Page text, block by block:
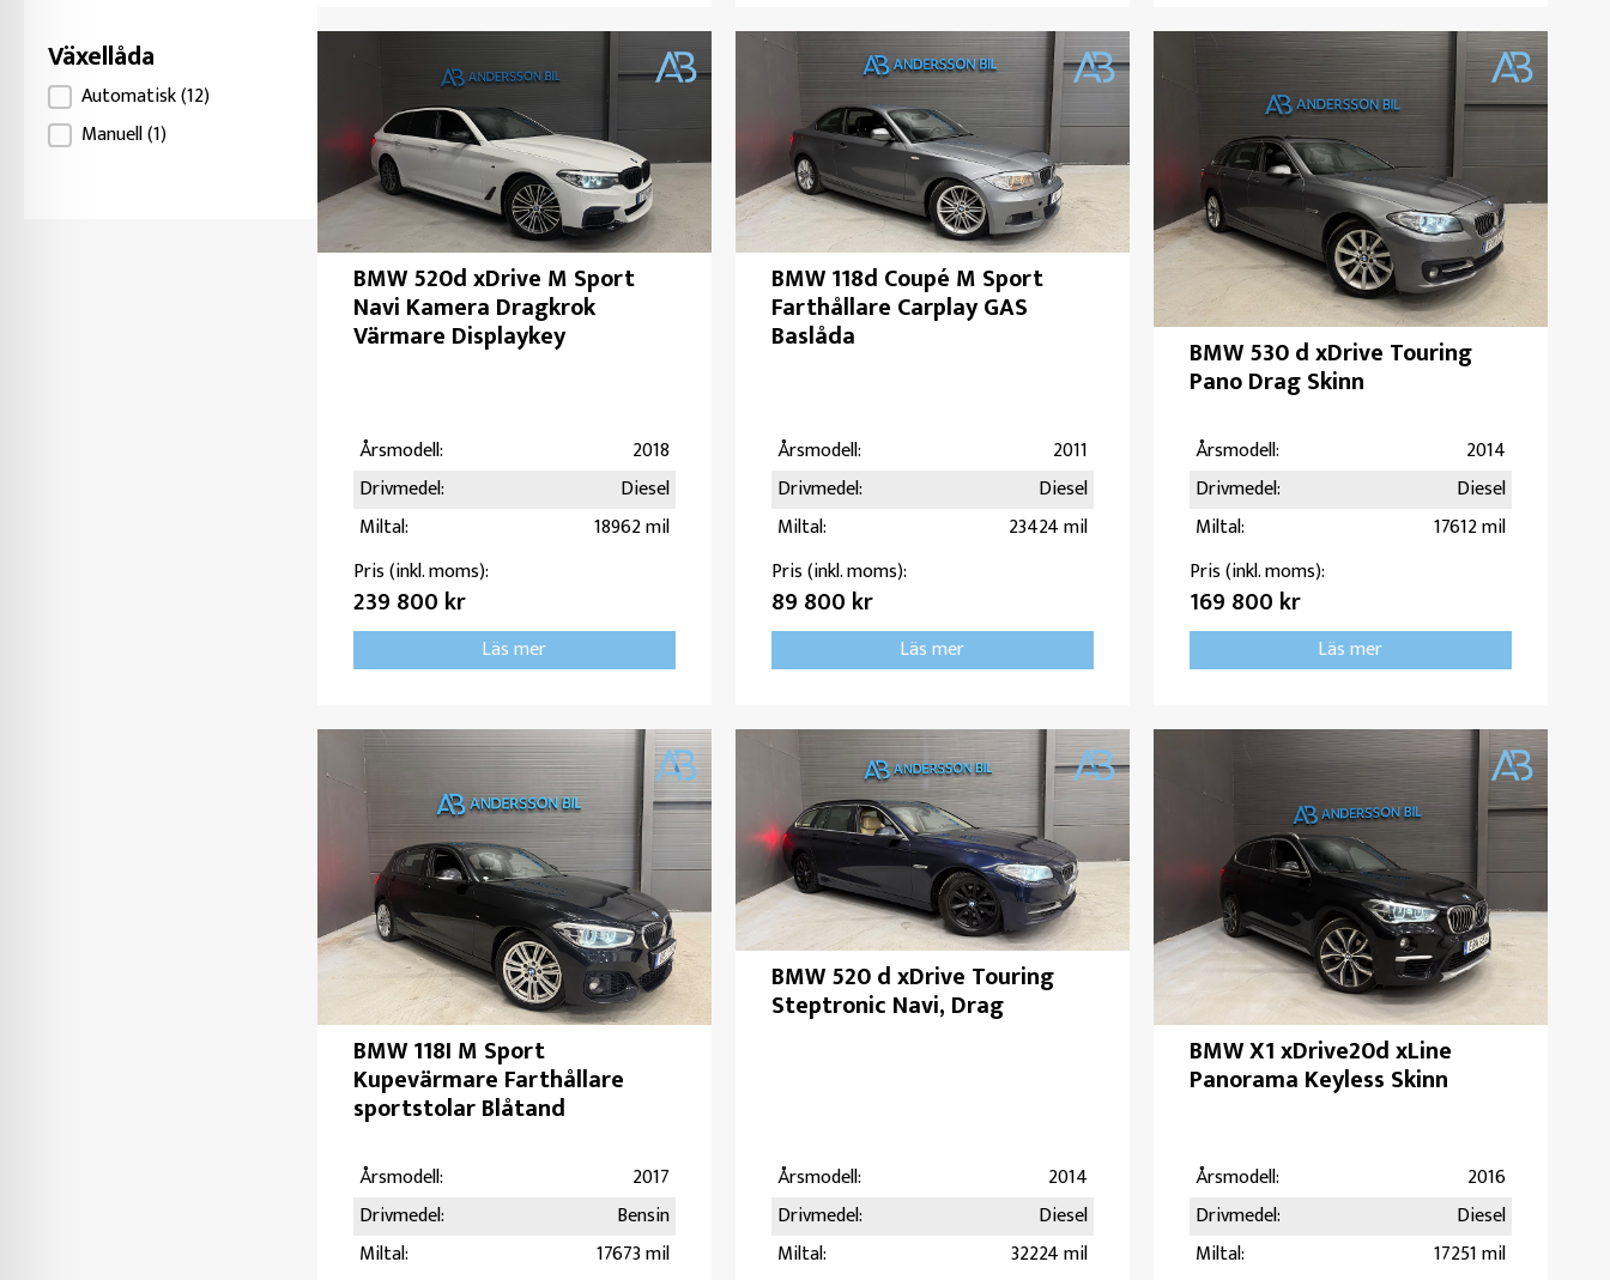
Växellåda
Filter Växellåda
Automatisk(12)
Manuell(1)
BMW 520d xDrive M Sport
Navi Kamera Dragkrok
Värmare Displaykey
Årsmodell:
2018
Drivmedel:
Diesel
Miltal:
18962 mil
Pris (inkl. moms):
239 800 kr
Läs mer
BMW 118d Coupé M Sport
Farthållare Carplay GAS
Baslåda
Årsmodell:
2011
Drivmedel:
Diesel
Miltal:
23424 mil
Pris (inkl. moms):
89 800 kr
Läs mer
BMW 530 d xDrive Touring
Pano Drag Skinn
Årsmodell:
2014
Drivmedel:
Diesel
Miltal:
17612 mil
Pris (inkl. moms):
169 800 kr
Läs mer
BMW 118I M Sport
Kupevärmare Farthållare
sportstolar Blåtand
Årsmodell:
2017
Drivmedel:
Bensin
Miltal:
17673 mil
BMW 520 d xDrive Touring
Steptronic Navi, Drag
Årsmodell:
2014
Drivmedel:
Diesel
Miltal:
32224 mil
BMW X1 xDrive20d xLine
Panorama Keyless Skinn
Årsmodell:
2016
Drivmedel:
Diesel
Miltal:
17251 mil